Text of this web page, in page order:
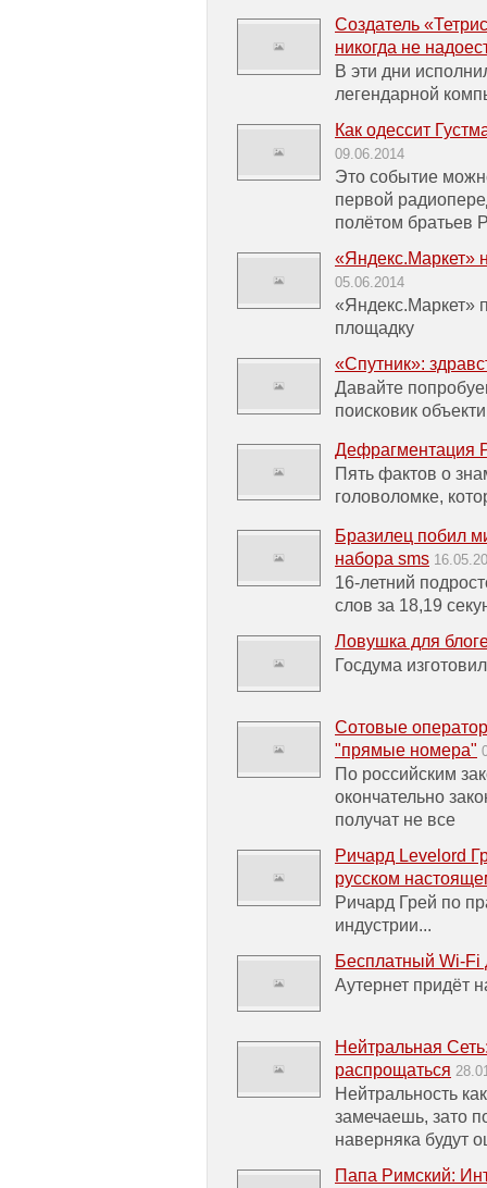
Создатель
никогда не
В эти дни
легендарной
Как одессит
09.06.2014
Это событие
первой
полётом братьев
«Яндекс.Маркет»
05.06.2014
«Яндекс.Маркет»
площадку
«Спутник»:
Давайте
поисковик
Дефрагментация
Пять фактов о
головоломке,
Бразилец побил
набора sms
16-летний
слов за 18,19
Ловушка для
Госдума
Сотовые
"прямые номера"
По российским
окончательно
получат не все
Ричард Levelord
русском
Ричард Грей по
индустрии...
Бесплатный Wi-Fi
Аутернет придёт
Нейтральная
распрощаться
Нейтральность
замечаешь, зато
наверняка будут
Папа Римский: